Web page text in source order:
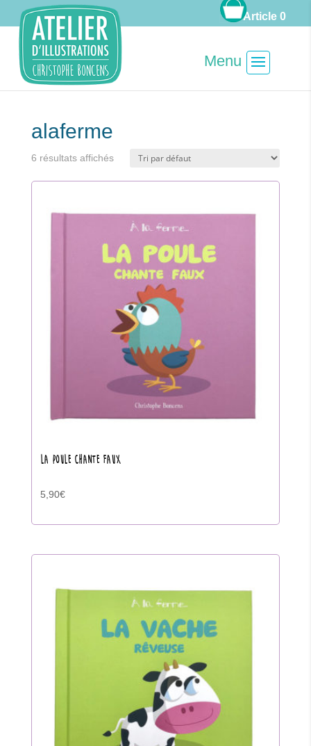
Article 0
alaferme
6 résultats affichés
LA POULE CHANTE FAUX
5,90€